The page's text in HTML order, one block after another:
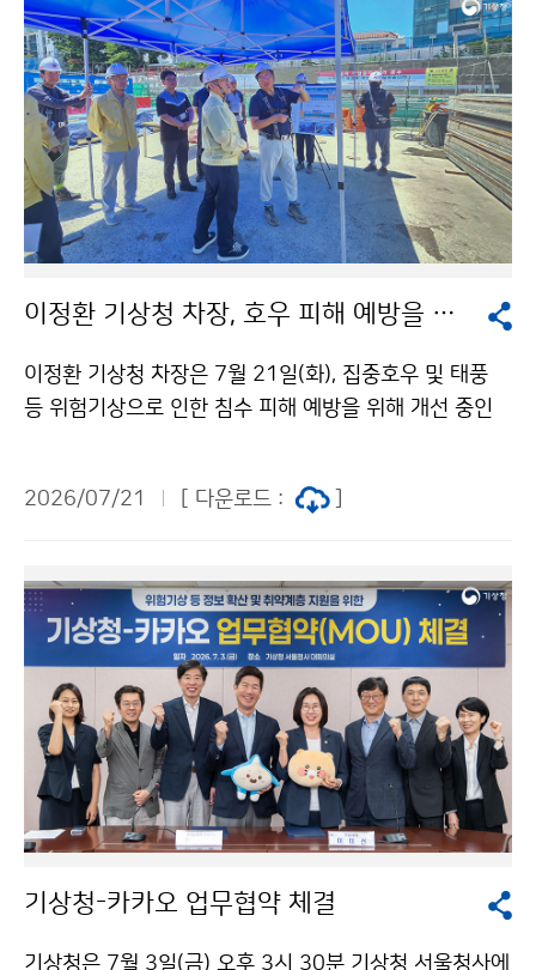
이정환 기상청 차장, 호우 피해 예방을 위한 자연재해 위험개선지구 방문
이정환 기상청 차장은 7월 21일(화), 집중호우 및 태풍
등 위험기상으로 인한 침수 피해 예방을 위해 개선 중인
16년 태풍 차바 등 그동안 태풍으로 인해 많은 비가 내려
피해까지 있었던 곳으로, 여름철 위험기상 시 자연재해 발
생이 우려되는 지역이다.
2026/07/21 [ 다운로드 :
기상청-카카오 업무협약 체결
기상청은 7월 3일(금) 오후 3시 30분 기상청 서울청사에